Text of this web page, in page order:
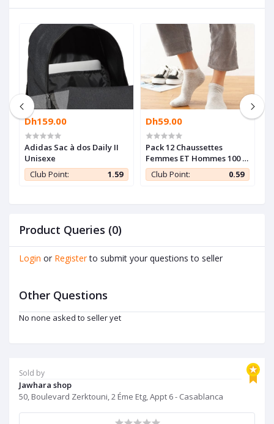
Sold by
Jawhara shop
50, Boulevard Zerktouni, 2 Éme Etg, Appt 6 - Casablanca
Dh159.00
Adidas Sac à dos Daily II
Unisexe
Club Point:
1.59
Dh59.00
Pack 12 Chaussettes
Femmes ET Hommes 100 %
Coton Bio Multi-Couleur
Club Point: 0.59
Product Queries (0)
Login or Register to submit your questions to seller
Other Questions
No none asked to seller yet